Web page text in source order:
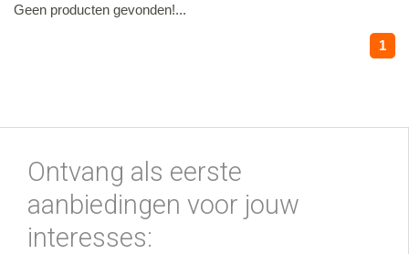
Geen producten gevonden!...
1
Ontvang als eerste
aanbiedingen voor jouw
interesses: